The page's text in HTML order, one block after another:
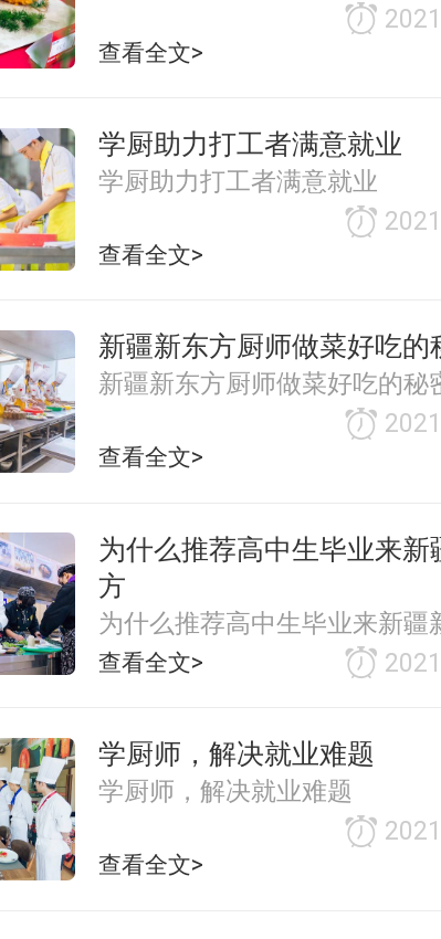
查看全文>
学厨助力打工者满意就业
学厨助力打工者满意就业
查看全文>
新疆新东方厨师做菜好吃的
新疆新东方厨师做菜好吃的秘
查看全文>
为什么推荐高中生毕业来新
方
为什么推荐高中生毕业来新疆
查看全文>
学厨师，解决就业难题
学厨师，解决就业难题
查看全文>